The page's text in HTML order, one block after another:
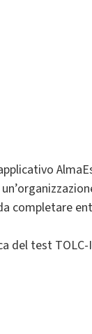
completare
del test